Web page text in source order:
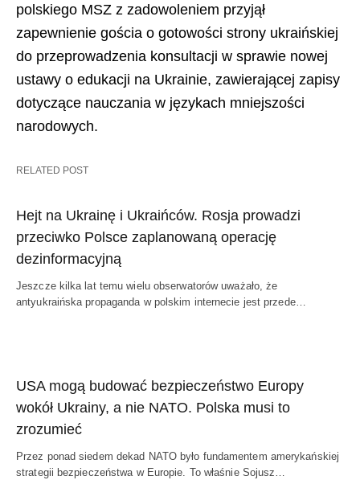
polskiego MSZ z zadowoleniem przyjął
zapewnienie gościa o gotowości strony ukraińskiej
do przeprowadzenia konsultacji w sprawie nowej
ustawy o edukacji na Ukrainie, zawierającej zapisy
dotyczące nauczania w językach mniejszości
narodowych.
RELATED POST
Hejt na Ukrainę i Ukraińców. Rosja prowadzi
przeciwko Polsce zaplanowaną operację
dezinformacyjną
Jeszcze kilka lat temu wielu obserwatorów uważało, że
antyukraińska propaganda w polskim internecie jest przede…
USA mogą budować bezpieczeństwo Europy
wokół Ukrainy, a nie NATO. Polska musi to
zrozumieć
Przez ponad siedem dekad NATO było fundamentem amerykańskiej
strategii bezpieczeństwa w Europie. To właśnie Sojusz…